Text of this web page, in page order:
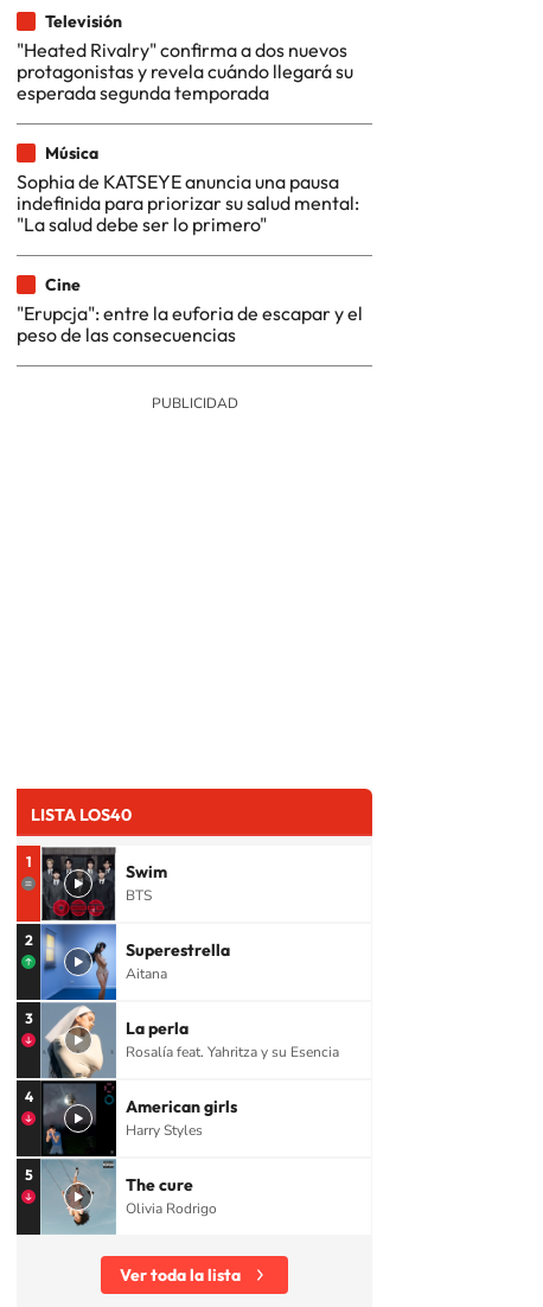
Televisión
"Heated Rivalry" confirma a dos nuevos
protagonistas y revela cuándo llegará su
esperada segunda temporada
Música
Sophia de KATSEYE anuncia una pausa
indefinida para priorizar su salud mental:
"La salud debe ser lo primero"
Cine
"Erupcja": entre la euforia de escapar y el
peso de las consecuencias
LISTA LOS40
1 Swim
BTS
2 Superestrella
Aitana
3 La perla
Rosalía feat. Yahritza y su Esencia
4 American girls
Harry Styles
5 The cure
Olivia Rodrigo
Ver toda la lista